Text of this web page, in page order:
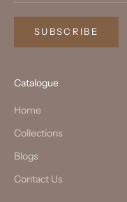
SUBSCRIBE
Catalogue
Home
Collections
Blogs
Contact Us